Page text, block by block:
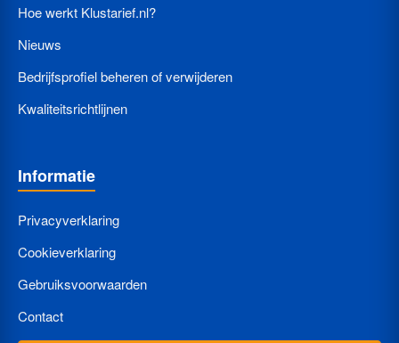
Hoe werkt Klustarief.nl?
Nieuws
Bedrijfsprofiel beheren of verwijderen
Kwaliteitsrichtlijnen
Informatie
Privacyverklaring
Cookieverklaring
Gebruiksvoorwaarden
Contact